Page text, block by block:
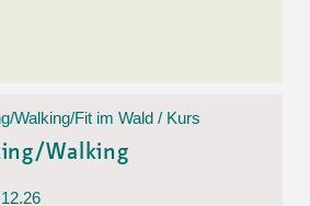
Walking/Fit im Wald / Kurs
Walking